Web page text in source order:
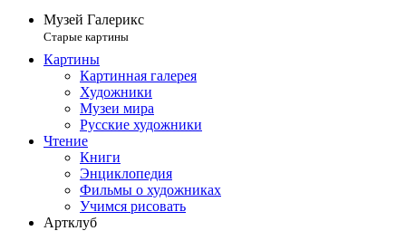
Музей Галерикс
Старые картины
Картины
Картинная галерея
Художники
Музеи мира
Русские художники
Чтение
Книги
Энциклопедия
Фильмы о художниках
Учимся рисовать
Артклуб